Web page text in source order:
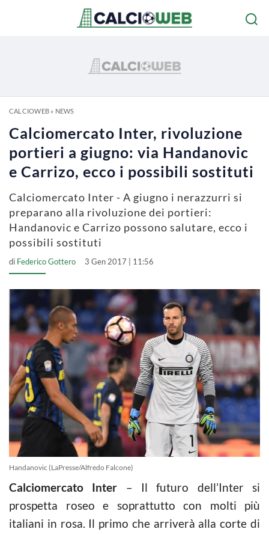
CALCIOWEB» NEWS
Calciomercato Inter, rivoluzione
portieri a giugno: via Handanovic
e Carrizo, ecco i possibili sostituti
Calciomercato Inter - A giugno i nerazzurri si
preparano alla rivoluzione dei portieri:
Handanovic e Carrizo possono salutare, ecco i
possibili sostituti
di Federico Gottero 3 Gen 2017 | 11:56
Handanovic (LaPresse/Alfredo Falcone)
Calciomercato Inter – Il futuro dell’Inter si
prospetta roseo e soprattutto con molti più
italiani in rosa. Il primo che arriverà alla corte di